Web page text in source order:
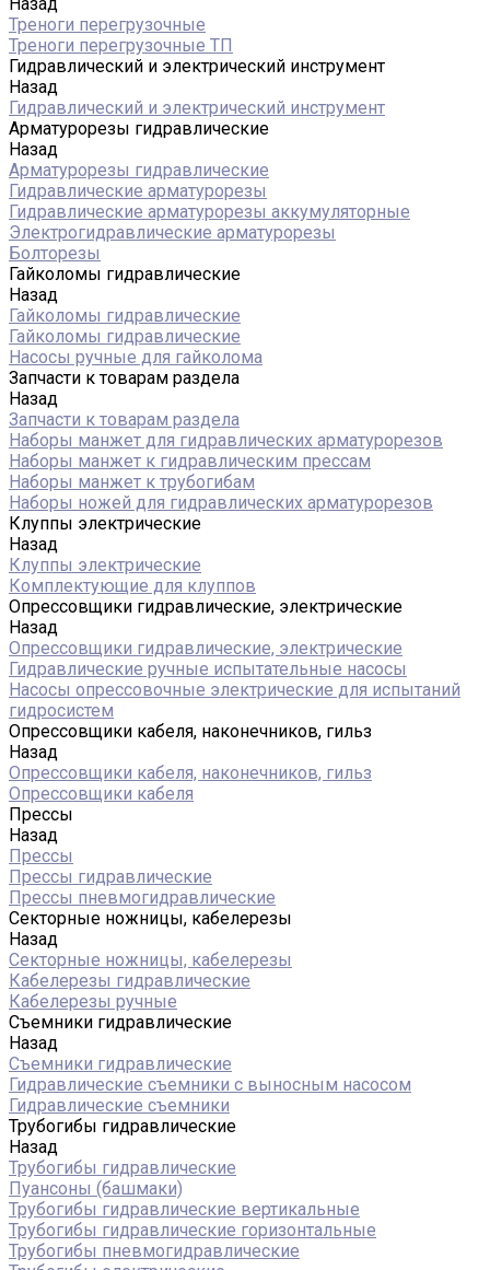
Треноги перегрузочные
Треноги перегрузочные ТП
Гидравлический и электрический инструмент
Назад
Гидравлический и электрический инструмент
Арматурорезы гидравлические
Назад
Арматурорезы гидравлические
Гидравлические арматурорезы
Гидравлические арматурорезы аккумуляторные
Электрогидравлические арматурорезы
Болторезы
Гайколомы гидравлические
Назад
Гайколомы гидравлические
Гайколомы гидравлические
Насосы ручные для гайколома
Запчасти к товарам раздела
Назад
Запчасти к товарам раздела
Наборы манжет для гидравлических арматурорезов
Наборы манжет к гидравлическим прессам
Наборы манжет к трубогибам
Наборы ножей для гидравлических арматурорезов
Клуппы электрические
Назад
Клуппы электрические
Комплектующие для клуппов
Опрессовщики гидравлические, электрические
Назад
Опрессовщики гидравлические, электрические
Гидравлические ручные испытательные насосы
Насосы опрессовочные электрические для испытаний
гидросистем
Опрессовщики кабеля, наконечников, гильз
Назад
Опрессовщики кабеля, наконечников, гильз
Опрессовщики кабеля
Прессы
Назад
Прессы
Прессы гидравлические
Прессы пневмогидравлические
Секторные ножницы, кабелерезы
Назад
Секторные ножницы, кабелерезы
Кабелерезы гидравлические
Кабелерезы ручные
Съемники гидравлические
Назад
Съемники гидравлические
Гидравлические cъемники с выносным насосом
Гидравлические съемники
Трубогибы гидравлические
Назад
Трубогибы гидравлические
Пуансоны (башмаки)
Трубогибы гидравлические вертикальные
Трубогибы гидравлические горизонтальные
Трубогибы пневмогидравлические